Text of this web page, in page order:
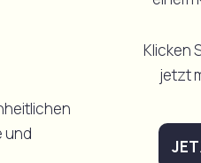
und
Klicken
jetzt